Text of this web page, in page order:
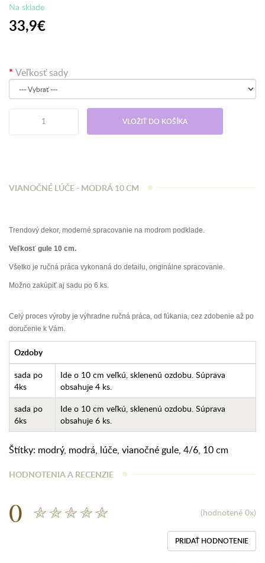
Na sklade
33,9€
Veľkosť sady
VLOŽIŤ DO KOŠÍKA
VIANOČNÉ LÚČE - MODRÁ 10 CM
Trendový dekor, moderné spracovanie na modrom podklade.
Veľkosť gule 10 cm.
Všetko je ručná práca vykonaná do detailu, originálne spracovanie.
Možno zakúpiť aj sadu po 6 ks.
Celý proces výroby je výhradne ručná práca, od fúkania, cez zdobenie až po
doručenie k Vám.
Ozdoby
sada po
4ks
Ide o 10 cm veľkú, sklenenú ozdobu. Súprava
obsahuje 4 ks.
sada po
6ks
Ide o 10 cm veľkú, sklenenú ozdobu. Súprava
obsahuje 6 ks.
Štítky: modrý, modrá, lúče, vianočné gule, 4/6, 10 cm
HODNOTENIA A RECENZIE
0 (hodnotené 0x)
PRIDAŤ HODNOTENIE